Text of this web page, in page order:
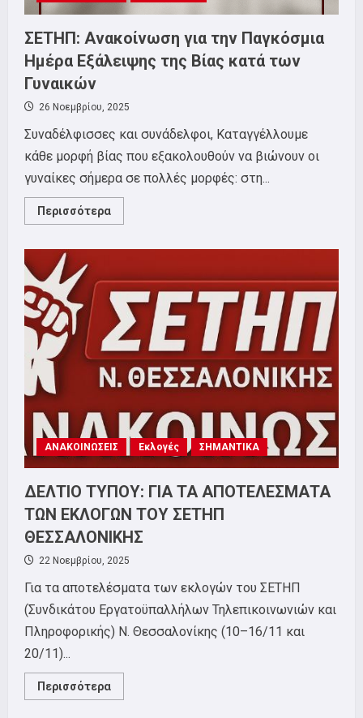
ΣΕΤΗΠ: Ανακοίνωση για την Παγκόσμια
Ημέρα Εξάλειψης της Βίας κατά των
Γυναικών
26 Νοεμβρίου, 2025
Συναδέλφισσες και συνάδελφοι, Καταγγέλλουμε
κάθε μορφή βίας που εξακολουθούν να βιώνουν οι
γυναίκες σήμερα σε πολλές μορφές: στη...
Περισσότερα
more
την
Παγκόσμια
Ημέρα
Εξάλειψης
της
Βίας
των
Γυναικών
ΑΝΑΚΟΙΝΩΣΕΙΣ Εκλογές ΣΗΜΑΝΤΙΚΑ
ΔΕΛΤΙΟ ΤΥΠΟΥ: ΓΙΑ ΤΑ ΑΠΟΤΕΛΕΣΜΑΤΑ
ΤΩΝ ΕΚΛΟΓΩΝ ΤΟΥ ΣΕΤΗΠ
ΘΕΣΣΑΛΟΝΙΚΗΣ
22 Νοεμβρίου, 2025
Για τα αποτελέσματα των εκλογών του ΣΕΤΗΠ
(Συνδικάτου Εργατοϋπαλλήλων Τηλεπικοινωνιών και
Πληροφορικής) Ν. Θεσσαλονίκης (10–16/11 και
20/11)...
Περισσότερα
more